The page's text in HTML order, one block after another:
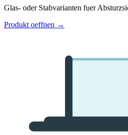
Glas- oder Stabvarianten fuer
Produkt oeffnen →